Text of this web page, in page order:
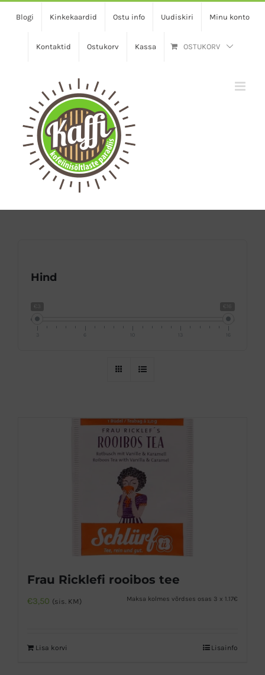
Blogi Kinkekaardid Ostu info Uudiskiri Minu konto
Kontaktid Ostukorv Kassa OSTUKORV
Hind
Frau Ricklefi rooibos tee
€3,50 (sis. KM) Maksa kolmes võrdses osas 3 x 1.17€
Lisa korvi Lisainfo